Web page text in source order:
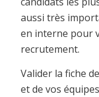
aussi très
en interne pour
recrutement.
Valider la fiche
et de vos